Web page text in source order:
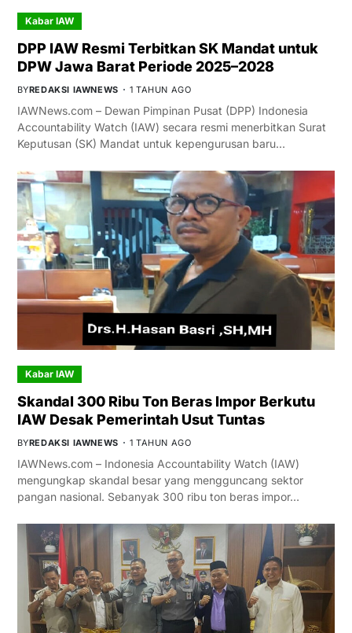
Kabar IAW
DPP IAW Resmi Terbitkan SK Mandat untuk
DPW Jawa Barat Periode 2025–2028
BYREDAKSI IAWNEWS 1 TAHUN AGO
IAWNews.com – Dewan Pimpinan Pusat (DPP) Indonesia
Accountability Watch (IAW) secara resmi menerbitkan Surat
Keputusan (SK) Mandat untuk kepengurusan baru…
Kabar IAW
Skandal 300 Ribu Ton Beras Impor Berkutu
IAW Desak Pemerintah Usut Tuntas
BYREDAKSI IAWNEWS 1 TAHUN AGO
IAWNews.com – Indonesia Accountability Watch (IAW)
mengungkap skandal besar yang mengguncang sektor
pangan nasional. Sebanyak 300 ribu ton beras impor…